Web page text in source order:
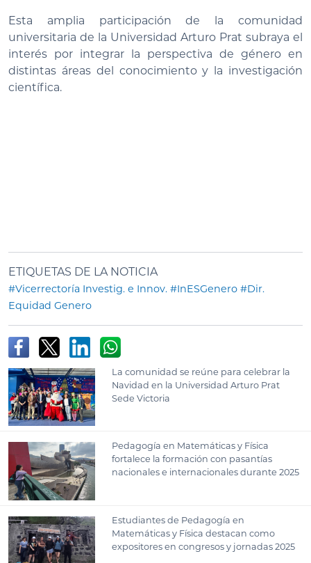
Esta amplia participación de la comunidad
universitaria de la Universidad Arturo Prat subraya el
interés por integrar la perspectiva de género en
distintas áreas del conocimiento y la investigación
científica.
ETIQUETAS DE LA NOTICIA
#Vicerrectoría Investig. e Innov. #InESGenero #Dir.
Equidad Genero
La comunidad se reúne para celebrar la
Navidad en la Universidad Arturo Prat
Sede Victoria
Pedagogía en Matemáticas y Física
fortalece la formación con pasantías
nacionales e internacionales durante 2025
Estudiantes de Pedagogía en
Matemáticas y Física destacan como
expositores en congresos y jornadas 2025